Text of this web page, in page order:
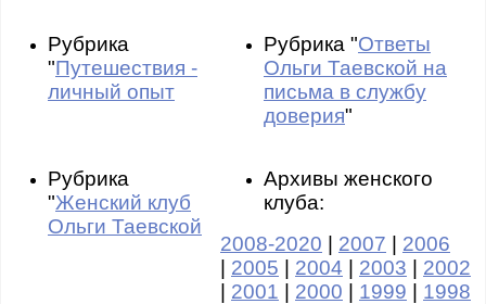
Рубрика
"Путешествия -
личный опыт
Рубрика "Ответы
Ольги Таевской на
письма в службу
доверия"
Рубрика
"Женский клуб
Ольги Таевской
Архивы женского
клуба:
2008-2020 | 2007 | 2006
| 2005 | 2004 | 2003 | 2002
| 2001 | 2000 | 1999 | 1998